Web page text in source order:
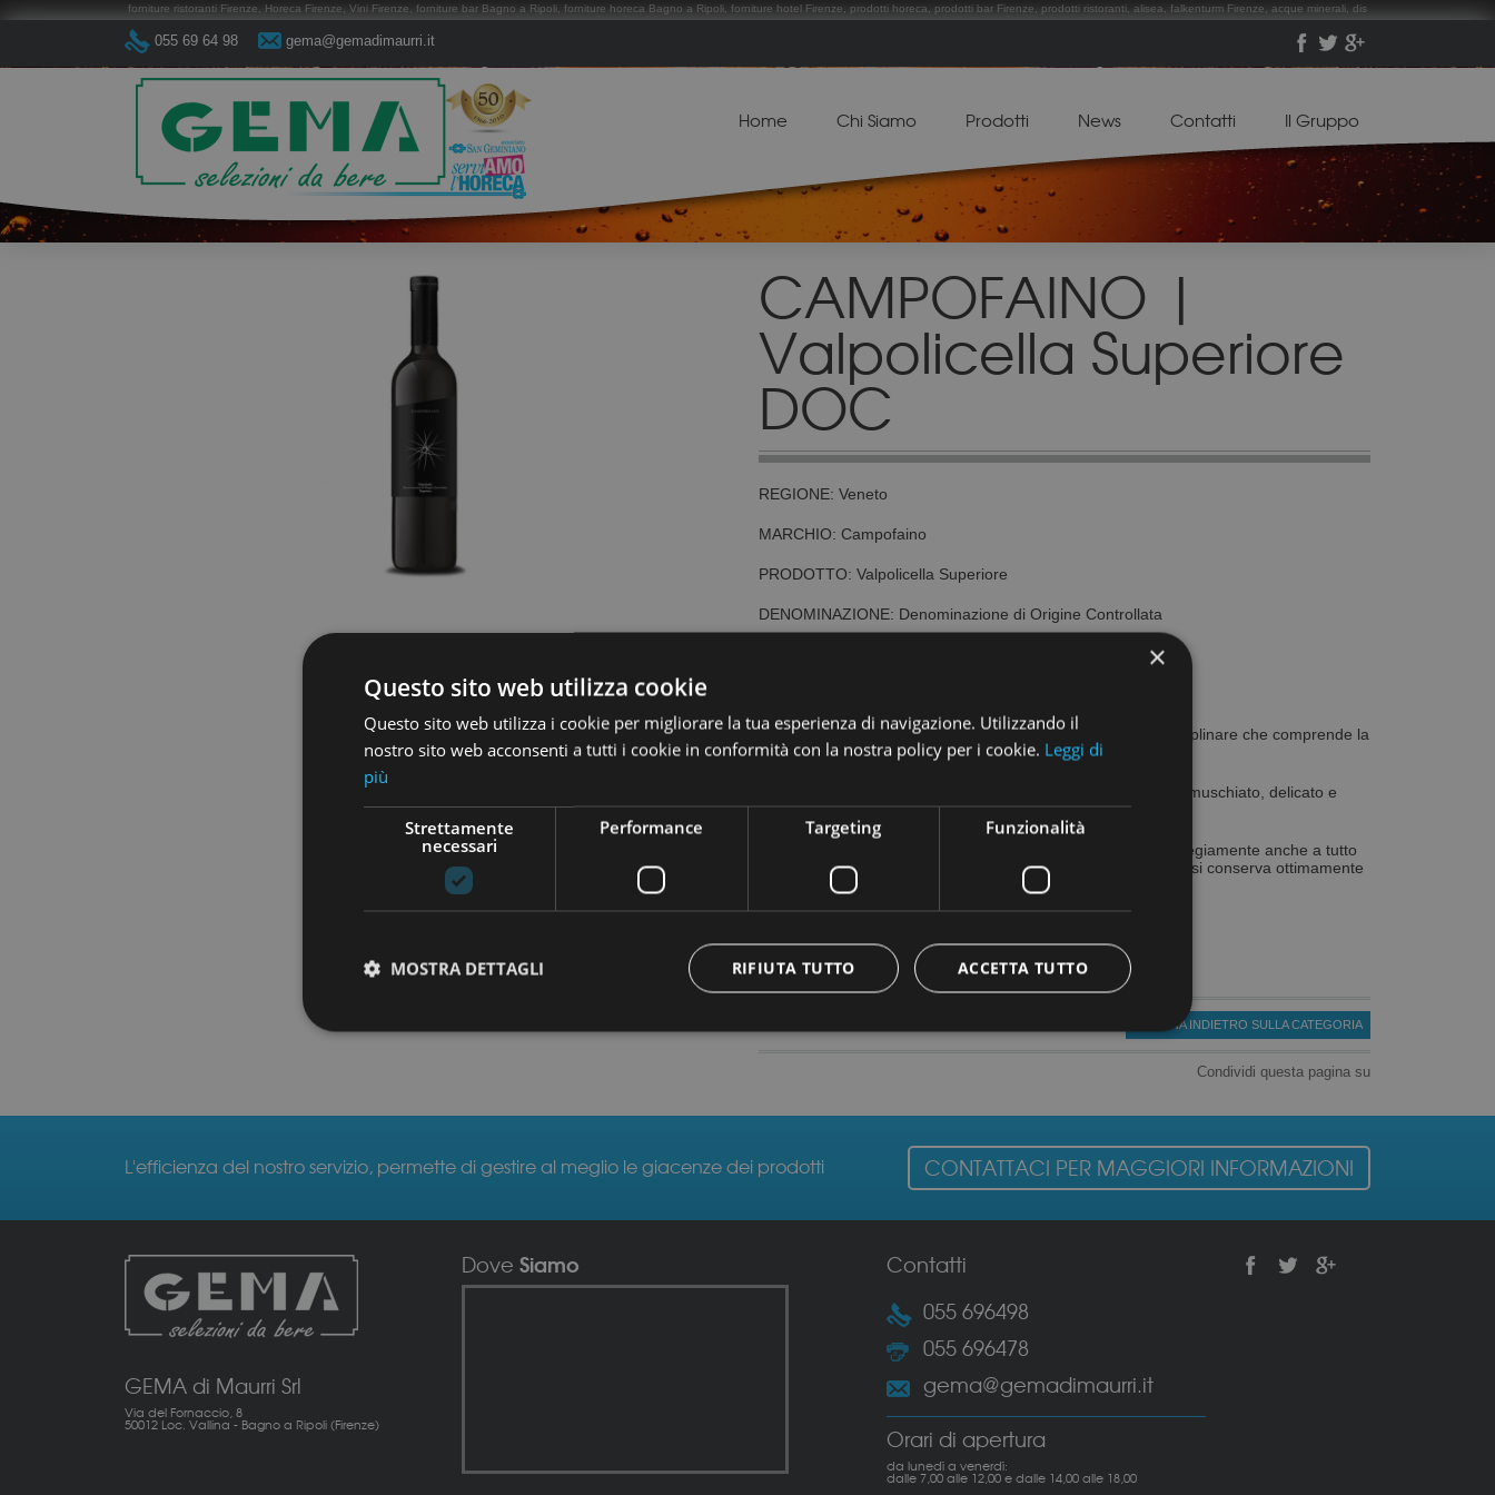
forniture ristoranti Firenze, Horeca Firenze, Vini Firenze, forniture bar Bagno a Ripoli, forniture horeca Bagno a Ripoli, forniture hotel Firenze, prodotti horeca, prodotti bar Firenze, prodotti ristoranti, alisea, falkenturm Firenze, acque minerali, dis
055 69 64 98 gema@gemadimaurri.it
Home Chi Siamo Prodotti News Contatti Il Gruppo
CAMPOFAINO |
Valpolicella Superiore
DOC
REGIONE: Veneto
MARCHIO: Campofaino
PRODOTTO: Valpolicella Superiore
DENOMINAZIONE: Denominazione di Origine Controllata
PROVENIENZA: Area classica di produzione indicata dal disciplinare che comprende la
fascia nordovest della città di Verona.
CARATTERISTICHE: Ha un colore rosso rubino; un profumo muschiato, delicato e
caratteristico; un sapore sapido, vellutato e armonico.
Si consiglia con piatti a base di carne rossa, ma si presta egregiamente anche a tutto
pasto. Se mantenuto in ambiente fresco e al riparo della luce si conserva ottimamente
per circa 2 anni.
FORMATO: Bottiglia cl. 75
« TORNA INDIETRO SULLA CATEGORIA
Condividi questa pagina su
L'efficienza del nostro servizio, permette di gestire al meglio le giacenze dei prodotti CONTATTACI PER MAGGIORI INFORMAZIONI
GEMA di Maurri Srl
Via del Fornaccio, 8
50012 Loc. Vallina - Bagno a Ripoli (Firenze)
Dove Siamo
Contatti
055 696498
055 696478
gema@gemadimaurri.it
Orari di apertura
da lunedì a venerdì:
dalle 7,00 alle 12,00 e dalle 14,00 alle 18,00
×
Questo sito web utilizza cookie
Questo sito web utilizza i cookie per migliorare la tua esperienza di navigazione. Utilizzando il
nostro sito web acconsenti a tutti i cookie in conformità con la nostra policy per i cookie. Leggi di
più
Strettamente
necessari
Performance Targeting Funzionalità
ACCETTA TUTTO
RIFIUTA TUTTO
MOSTRA DETTAGLI